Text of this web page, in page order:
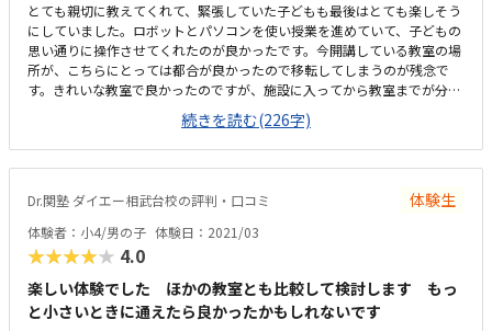
とても親切に教えてくれて、緊張していた子どもも最後はとても楽しそう
にしていました。ロボットとパソコンを使い授業を進めていて、子どもの
思い通りに操作させてくれたのが良かったです。今開講している教室の場
所が、こちらにとっては都合が良かったので移転してしまうのが残念で
す。きれいな教室で良かったのですが、施設に入ってから教室までが分か
りづらく、不安になった。月に2回で1万円は高いなと思いましたが、他の
お教室もそのくらいでしたので、妥当なのかなと思いました。
続きを読む(226字)
Dr.関塾 ダイエー相武台校の評判・口コミ 体験生
体験者：小4/男の子 体験日：2021/03
★★★★★ 4.0
楽しい体験でした ほかの教室とも比較して検討します もっ
と小さいときに通えたら良かったかもしれないです